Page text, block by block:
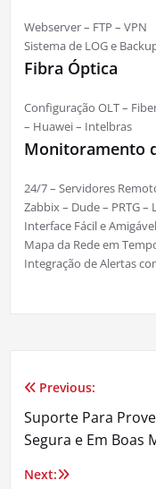
Webserver – FTP – VPN
Sistema de LOG e
Fibra Óptica
Configuração OLT –
– Huawei – Intelbras
Monitoramento
24/7 – Servidores
Zabbix – Dude – PRTG –
Interface Fácil e Amigável
Mapa da Rede em
Integração de Alertas
Navegação
de
Post
Previous:
Suporte Para
Segura e Em Boas
Next: